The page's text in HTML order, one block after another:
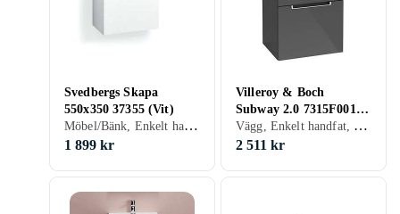
Svedbergs Skapa
550x350 37355 (Vit)
Möbel/Bänk, Enkelt handfat, 550 mm, Vit
1 899 kr
Villeroy & Boch
Subway 2.0 7315F001
(Vit)
Vägg, Enkelt handfat, 500 mm, Vit
2 511 kr